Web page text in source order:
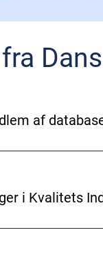
af
i Kvalitets